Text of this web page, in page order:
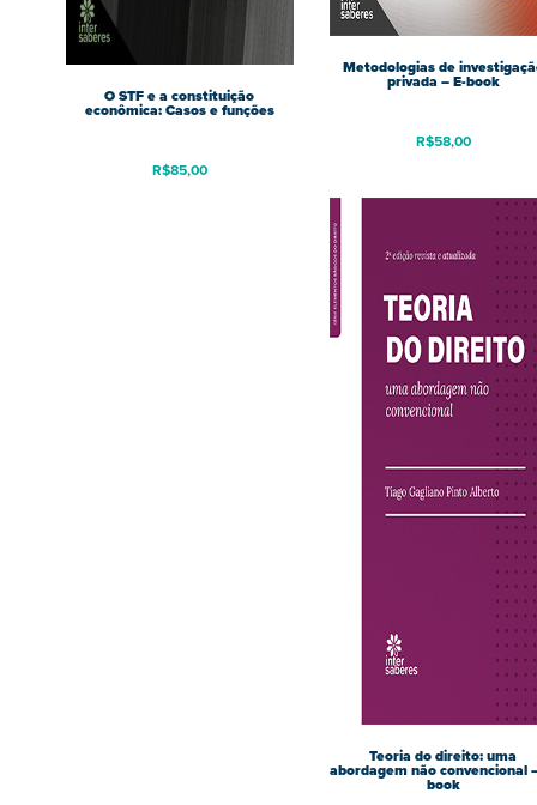
O STF e a constituição
econômica: Casos e funções
R$85,00
Metodologias de
privada – E-book
R$58,00
Teoria do direito: uma
abordagem não convencional
book